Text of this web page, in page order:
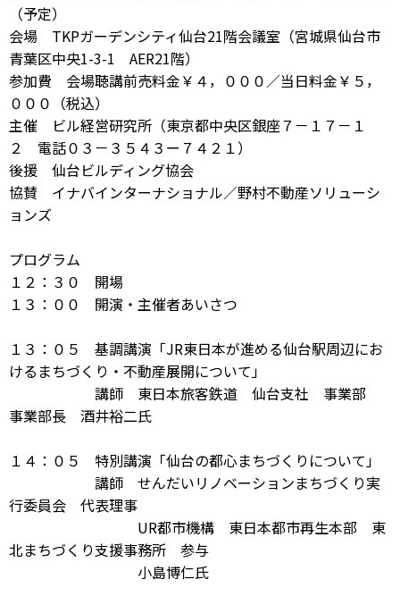
（予定）
会場 TKPガーデンシティ仙台21階会議室 （宮城県仙台市
青葉区中央1-3-1 AER21階）
参加費 会場聴講前売料金￥４，０００／当日料金￥５，
０００（税込）
主催 ビル経営研究所（東京都中央区銀座７－１７－１
２ 電話０３－３５４３ー７４２１）
後援 仙台ビルディング協会
協賛 イナバインターナショナル／野村不動産ソリューシ
ョンズ
プログラム
１２：３０ 開場
１３：００ 開演・主催者あいさつ
１３：０５ 基調講演「JR東日本が進める仙台駅周辺にお
けるまちづくり・不動産展開について」
講師 東日本旅客鉄道 仙台支社 事業部
事業部長 酒井裕二氏
１４：０５ 特別講演「仙台の都心まちづくりについて」
講師 せんだいリノベーションまちづくり実
行委員会 代表理事
UR都市機構 東日本都市再生本部 東
北まちづくり支援事務所 参与
小島博仁氏